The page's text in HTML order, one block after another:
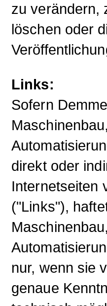
zu verändern,
löschen oder
Links:
Sofern
direkt oder
Internetseiten
("Links"),
nur, wenn sie
genaue